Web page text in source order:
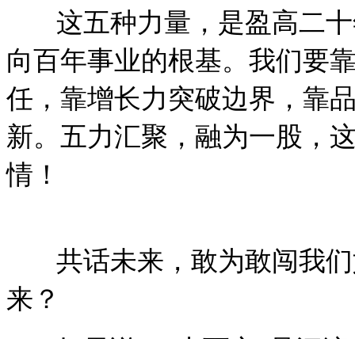
这五种力量，是盈高二十
向百年事业的根基。我们要
任，靠增长力突破边界，靠
新。五力汇聚，融为一股，
情！
共话未来，敢为敢闯我们
来？